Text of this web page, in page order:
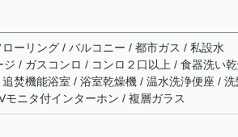
ーリング / バルコニー / 都市ガス / 私設水
/ ガスコンロ / コンロ２口以上 / 食器洗い
焚機能浴室 / 浴室乾燥機 / 温水洗浄便座 / 洗
ニタ付インターホン / 複層ガラス